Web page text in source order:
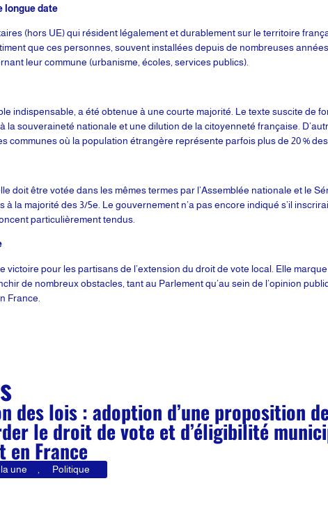
longue date
(hors UE) qui résident légalement et durablement sur le territoire
que ces personnes, souvent installées depuis de nombreuses
leur commune (urbanisme, écoles, services publics).
indispensable, a été obtenue à une courte majorité. Le texte suscite de
souveraineté nationale et une dilution de la citoyenneté française.
communes où la population étrangère représente parfois plus de 20 %
doit être votée dans les mêmes termes par l’Assemblée nationale et le
la majorité des 3/5e. Le gouvernement n’a pas encore indiqué s’il
particulièrement tendus.
victoire pour les partisans de l’extension du droit de vote local. Elle
de nombreux obstacles, tant au Parlement qu’au sein de l’opinion
France.
des lois : adoption d’une proposition
le droit de vote et d’éligibilité
en France
une , Politique